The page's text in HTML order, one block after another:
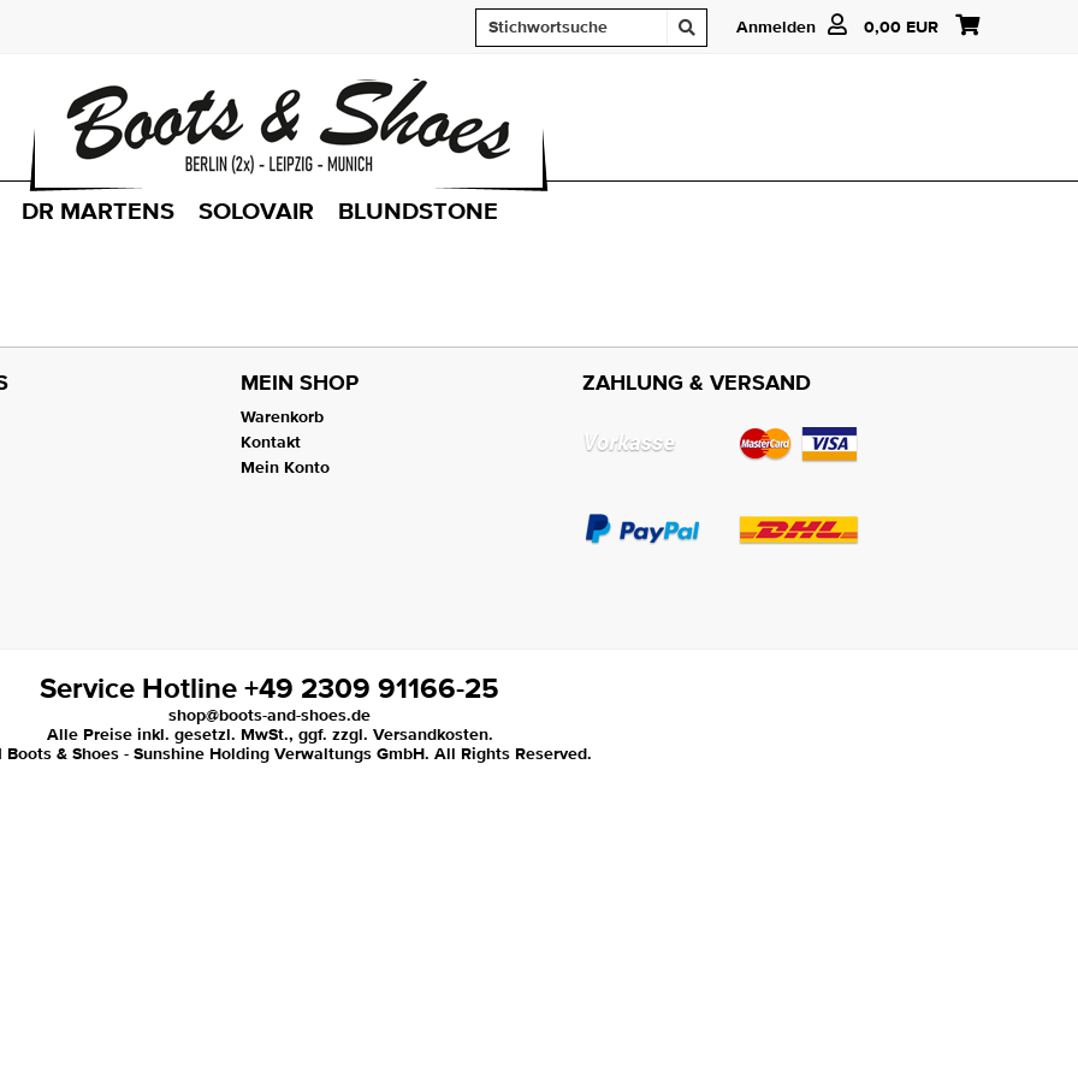
Anmelden 0,00 EUR
DR MARTENS SOLOVAIR BLUNDSTONE
MEIN SHOP
Warenkorb
Kontakt
Mein Konto
ZAHLUNG & VERSAND
Service Hotline +49 2309 91166-25
shop@boots-and-shoes.de
Alle Preise inkl. gesetzl. MwSt., ggf. zzgl. Versandkosten.
Boots & Shoes - Sunshine Holding Verwaltungs GmbH. All Rights Reserved.